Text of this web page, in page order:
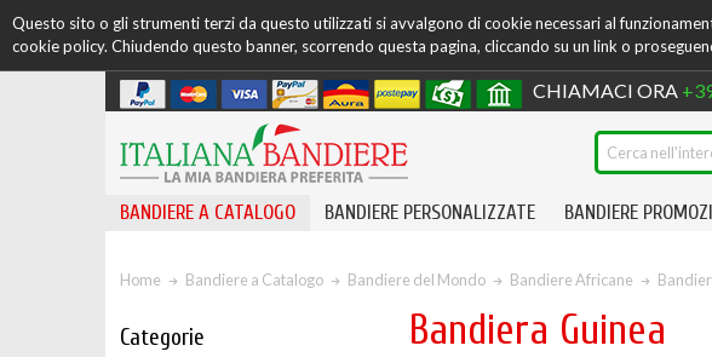
Questo sito o gli strumenti terzi da questo utilizzati si avvalgono di cookie necessari al
cookie policy. Chiudendo questo banner, scorrendo questa pagina, cliccando su un link o
CHIAMACI ORA
BANDIERE A CATALOGO BANDIERE PERSONALIZZATE BANDIERE
Home Bandiere a Catalogo Bandiere del Mondo Bandiere Africane
Bandiera Guinea
Categorie